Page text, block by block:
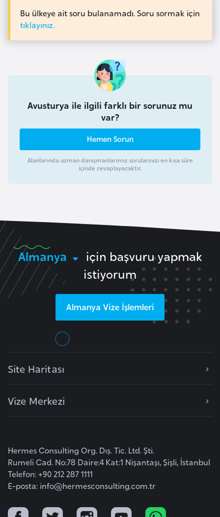
Bu ülkeye ait soru bulanamadı. Soru sormak için
tıklayınız.
Avusturya ile ilgili farklı bir sorunuz mu
var?
Hemen Sorun
Alanlarında uzman danışmanlarımız sorularınızı en kısa süre
içinde cevaplayacaktır.
Almanya
için başvuru yapmak
istiyorum
Almanya Vize İşlemleri
Site Haritası
Vize Merkezi
Hermes Consulting Org. Dış. Tic. Ltd. Şti.
Rumeli Cad. No:78 Daire:4 Kat:1 Nişantaşı, Şişli, İstanbul
Telefon: +90 212 287 1111
E-posta: info@hermesconsulting.com.tr
i
Ç
e
C
u
m
h
i
C
y
i
r
C